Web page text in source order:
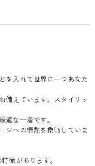
を入れて世界に一つあなた
備えています。スタイリッ
適な一着です。
ツへの情熱を象徴していま
徴があります。